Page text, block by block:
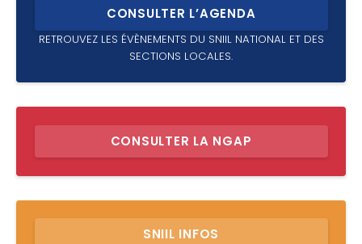
CONSULTER L’AGENDA
RETROUVEZ LES ÉVÈNEMENTS DU SNIIL NATIONAL ET DES
SECTIONS LOCALES.
CONSULTER LA NGAP
SNIIL INFOS